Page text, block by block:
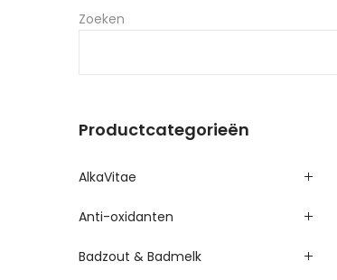
Zoeken
Productcategorieën
AlkaVitae
Anti-oxidanten
Badzout & Badmelk